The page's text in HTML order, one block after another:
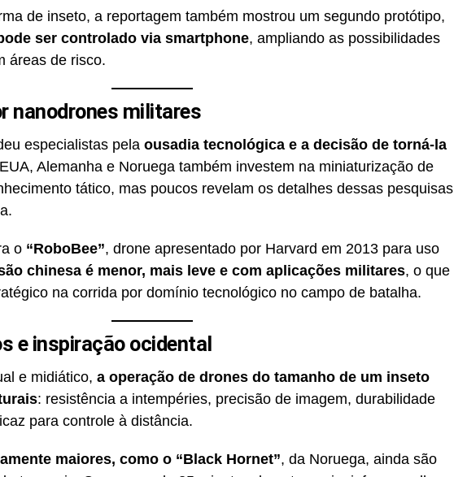
de inseto, a reportagem também mostrou um segundo protótipo,
ser controlado via smartphone, ampliando as possibilidades
áreas de risco.
nanodrones militares
especialistas pela ousadia tecnológica e a decisão de torná-la
Alemanha e Noruega também investem na miniaturização de
tático, mas poucos revelam os detalhes dessas pesquisas
o “RoboBee”, drone apresentado por Harvard em 2013 para uso
chinesa é menor, mais leve e com aplicações militares, o que
na corrida por domínio tecnológico no campo de batalha.
e inspiração ocidental
e midiático, a operação de drones do tamanho de um inseto
: resistência a intempéries, precisão de imagem, durabilidade
para controle à distância.
maiores, como o “Black Hornet”, da Noruega, ainda são